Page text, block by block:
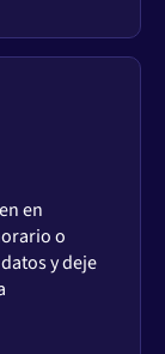
en
o
y deje